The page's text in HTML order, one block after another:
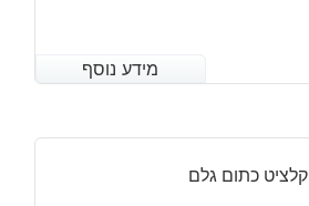
מידע נוסף
מידע נוסף
קלציט כתום גלם